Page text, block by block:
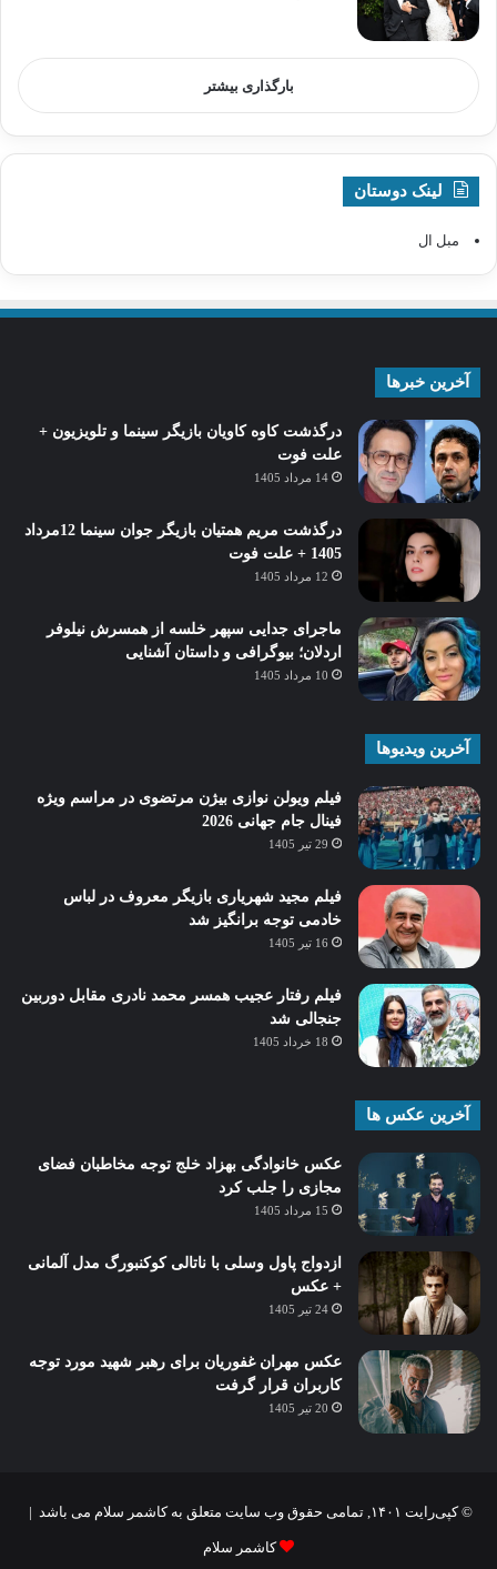
بارگذاری بیشتر
لینک دوستان
مبل ال
آخرین خبرها
درگذشت کاوه کاویان بازیگر سینما و تلویزیون +
علت فوت
14 مرداد 1405
درگذشت مریم همتیان بازیگر جوان سینما 12مرداد
1405 + علت فوت
12 مرداد 1405
ماجرای جدایی سپهر خلسه از همسرش نیلوفر
اردلان؛ بیوگرافی و داستان آشنایی
10 مرداد 1405
آخرین ویدیوها
فیلم ویولن نوازی بیژن مرتضوی در مراسم ویژه
فینال جام جهانی 2026
29 تیر 1405
فیلم مجید شهریاری بازیگر معروف در لباس
خادمی توجه برانگیز شد
16 تیر 1405
فیلم رفتار عجیب همسر محمد نادری مقابل دوربین
جنجالی شد
18 خرداد 1405
آخرین عکس ها
عکس خانوادگی بهزاد خلج توجه مخاطبان فضای
مجازی را جلب کرد
15 مرداد 1405
ازدواج پاول وسلی با ناتالی کوکنبورگ مدل آلمانی
+ عکس
24 تیر 1405
عکس مهران غفوریان برای رهبر شهید مورد توجه
کاربران قرار گرفت
20 تیر 1405
© کپی‌رایت ۱۴۰۱, تمامی حقوق وب سایت متعلق به کاشمر سلام می باشد |
کاشمر سلام